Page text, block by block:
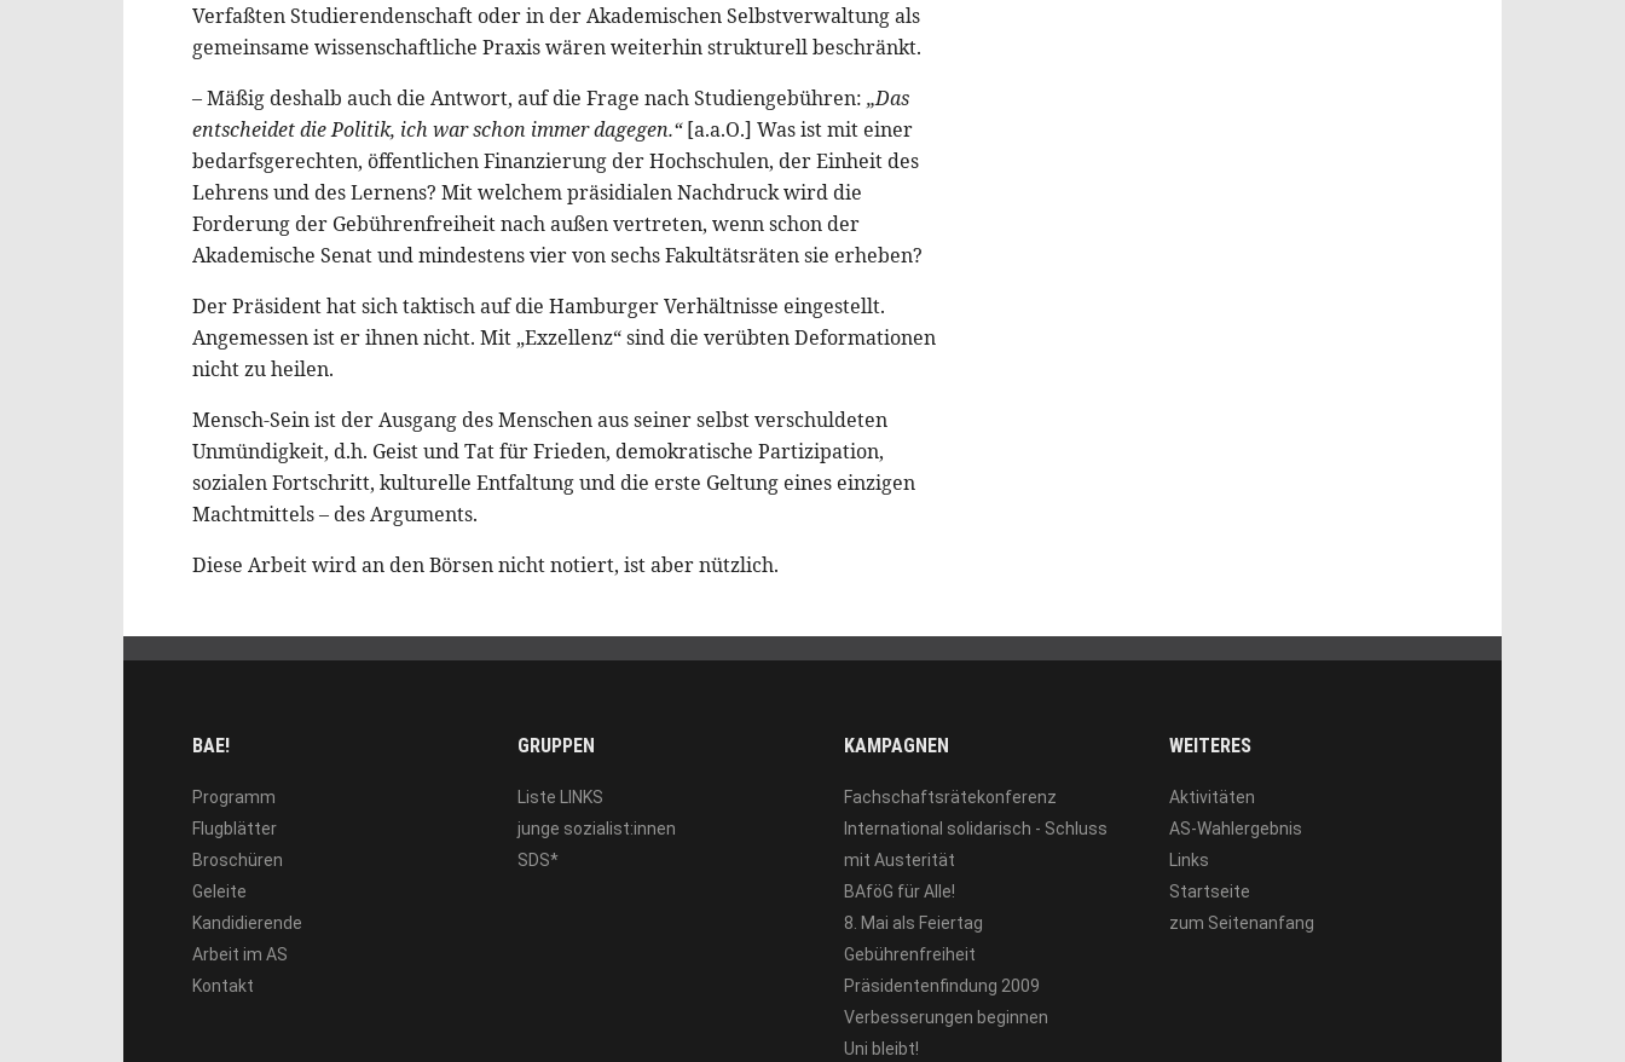
Verfaßten Studierendenschaft oder in der Akademischen Selbstverwaltung als
gemeinsame wissenschaftliche Praxis wären weiterhin strukturell beschränkt.
– Mäßig deshalb auch die Antwort, auf die Frage nach Studiengebühren: „Das
entscheidet die Politik, ich war schon immer dagegen.“[a.a.O.] Was ist mit einer
bedarfsgerechten, öffentlichen Finanzierung der Hochschulen, der Einheit des
Lehrens und des Lernens? Mit welchem präsidialen Nachdruck wird die
Forderung der Gebührenfreiheit nach außen vertreten, wenn schon der
Akademische Senat und mindestens vier von sechs Fakultätsräten sie erheben?
Der Präsident hat sich taktisch auf die Hamburger Verhältnisse eingestellt.
Angemessen ist er ihnen nicht. Mit „Exzellenz“ sind die verübten Deformationen
nicht zu heilen.
Mensch-Sein ist der Ausgang des Menschen aus seiner selbst verschuldeten
Unmündigkeit, d.h. Geist und Tat für Frieden, demokratische Partizipation,
sozialen Fortschritt, kulturelle Entfaltung und die erste Geltung eines einzigen
Machtmittels – des Arguments.
Diese Arbeit wird an den Börsen nicht notiert, ist aber nützlich.
BAE!
Programm
Flugblätter
Broschüren
Geleite
Kandidierende
Arbeit im AS
Kontakt
GRUPPEN
Liste LINKS
junge sozialist:innen
SDS*
KAMPAGNEN
Fachschaftsrätekonferenz
International solidarisch - Schluss
mit Austerität
BAföG für Alle!
8. Mai als Feiertag
Gebührenfreiheit
Präsidentenfindung 2009
Verbesserungen beginnen
Uni bleibt!
WEITERES
Aktivitäten
AS-Wahlergebnis
Links
Startseite
zum Seitenanfang